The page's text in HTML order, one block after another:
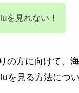
を見れない！
の方に向けて、
を見る方法につ